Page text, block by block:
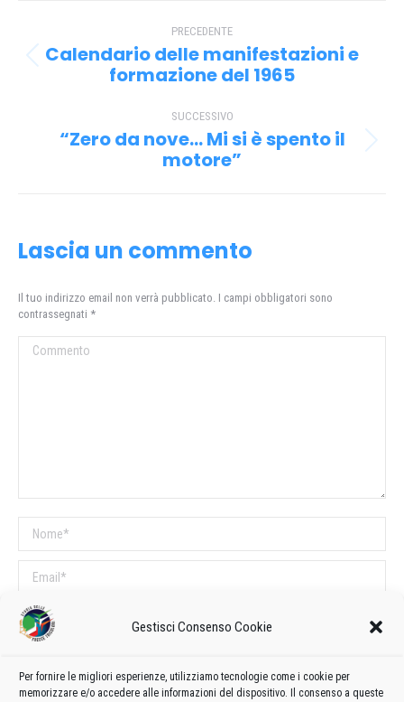
Gestisci Consenso Cookie
Per fornire le migliori esperienze, utilizziamo tecnologie come i cookie per
memorizzare e/o accedere alle informazioni del dispositivo. Il consenso a queste
tra PRECEDENTE
Post
Calendario delle manifestazioni e
formazione del 1965
SUCCESSIVO
Prossimo
“Zero da nove… Mi si è spento il
motore”
Lascia un commento
Il tuo indirizzo email non verrà pubblicato. I campi obbligatori sono
contrassegnati *
Commento
Nome *
Email *
Sito web
COMMENTI SUL POST